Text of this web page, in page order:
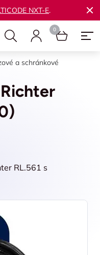
NXT-E.
a schránkové
RL.561 s